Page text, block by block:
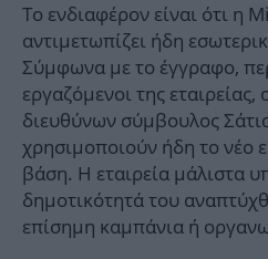
Το ενδιαφέρον είναι ότι η
αντιμετωπίζει ήδη
Σύμφωνα με το έγγραφο,
εργαζόμενοι της
διευθύνων σύμβουλος
χρησιμοποιούν ήδη το νέο
βάση. Η εταιρεία μάλιστα
δημοτικότητά του
επίσημη καμπάνια ή